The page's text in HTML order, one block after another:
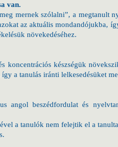
van.
mernek szólalni”, a megtanult
az aktuális mondandójukba,
növekedéséhez.
koncentrációs készségük
a tanulás iránti lelkesedésüket
beszédfordulat és
a tanulók nem felejtik el a